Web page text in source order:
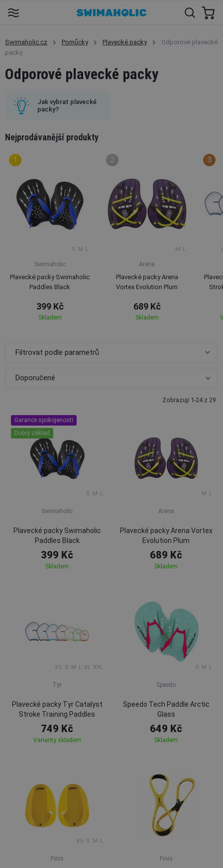
Swimaholic.cz Pomůcky Plavecké packy
Odporové plavecké
packy
Odporové plavecké packy
Jak vybrat plavecké
packy?
Nejprodávanější produkty
S M L
Swimaholic
Plavecké packy Swimaholic
Paddles Black
399 Kč
Skladem
M L
Arena
Plavecké packy Arena
Vortex Evolution Plum
689 Kč
Skladem
Filtrovat podle parametrů
Zobrazuji 1-24 z 29
Garance spokojenosti
Dobrý základ
S M L
Swimaholic
Plavecké packy Swimaholic
Paddles Black
399 Kč
Skladem
M L
Arena
Plavecké packy Arena Vortex
Evolution Plum
689 Kč
Skladem
XS S M L XL XXL
Tyr
Plavecké packy Tyr Catalyst
Stroke Training Paddles
749 Kč
Varianty skladem
S M L
Speedo
Speedo Tech Paddle Arctic
Glass
649 Kč
Skladem
XS S M L
Finis Finis